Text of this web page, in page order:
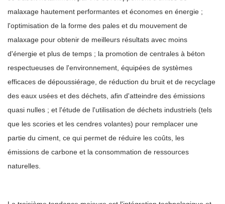
malaxage hautement performantes et économes en énergie ;
l'optimisation de la forme des pales et du mouvement de
malaxage pour obtenir de meilleurs résultats avec moins
d'énergie et plus de temps ; la promotion de centrales à béton
respectueuses de l'environnement, équipées de systèmes
efficaces de dépoussiérage, de réduction du bruit et de recyclage
des eaux usées et des déchets, afin d'atteindre des émissions
quasi nulles ; et l'étude de l'utilisation de déchets industriels (tels
que les scories et les cendres volantes) pour remplacer une
partie du ciment, ce qui permet de réduire les coûts, les
émissions de carbone et la consommation de ressources
naturelles.